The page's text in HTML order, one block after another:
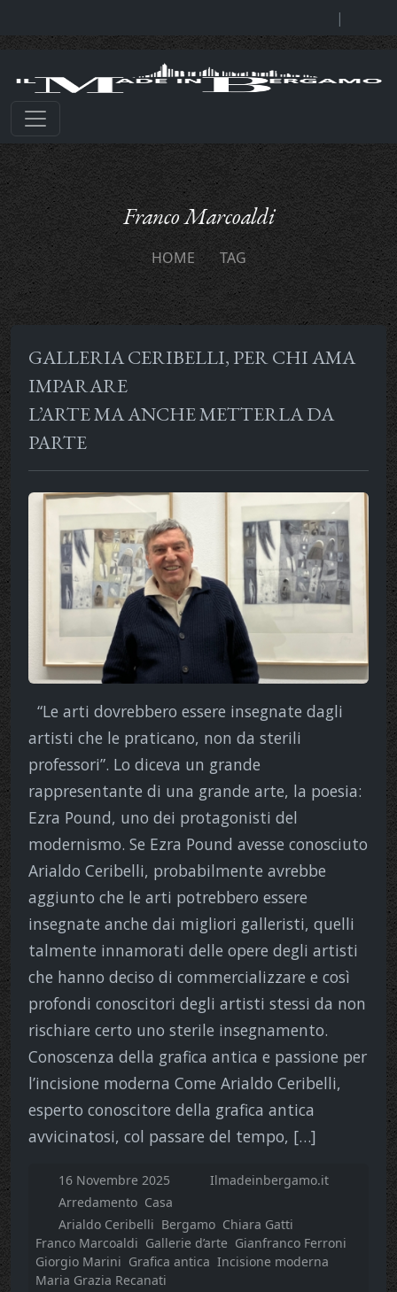
|
Franco Marcoaldi
HOME TAG
GALLERIA CERIBELLI, PER CHI AMA
IMPARARE
L’ARTE MA ANCHE METTERLA DA
PARTE
“Le arti dovrebbero essere insegnate dagli
artisti che le praticano, non da sterili
professori”. Lo diceva un grande
rappresentante di una grande arte, la poesia:
Ezra Pound, uno dei protagonisti del
modernismo. Se Ezra Pound avesse conosciuto
Arialdo Ceribelli, probabilmente avrebbe
aggiunto che le arti potrebbero essere
insegnate anche dai migliori galleristi, quelli
talmente innamorati delle opere degli artisti
che hanno deciso di commercializzare e così
profondi conoscitori degli artisti stessi da non
rischiare certo uno sterile insegnamento.
Conoscenza della grafica antica e passione per
l’incisione moderna Come Arialdo Ceribelli,
esperto conoscitore della grafica antica
avvicinatosi, col passare del tempo, […]
16 Novembre 2025
Ilmadeinbergamo.it
Arredamento Casa
Arialdo Ceribelli Bergamo Chiara Gatti
Franco Marcoaldi Gallerie d’arte Gianfranco Ferroni
Giorgio Marini Grafica antica Incisione moderna
Maria Grazia Recanati